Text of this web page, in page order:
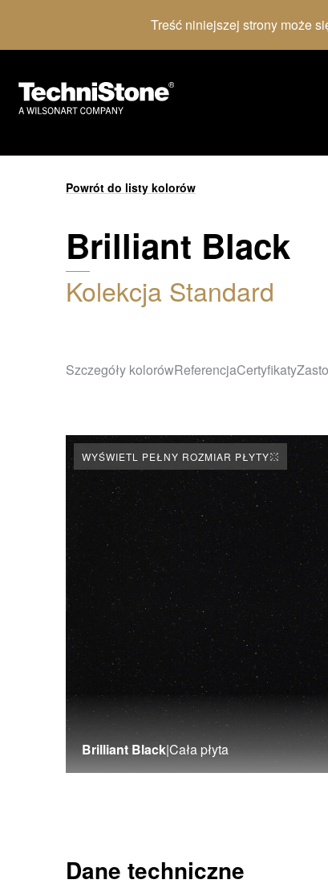
Treść niniejszej strony może
Powrót do listy kolorów
Brilliant Black
Kolekcja Standard
Szczegóły kolorówReferencjaCertyfikaty
WYŚWIETL PEŁNY ROZMIAR PŁYTY
Brilliant Black|Cała płyta
Dane techniczne